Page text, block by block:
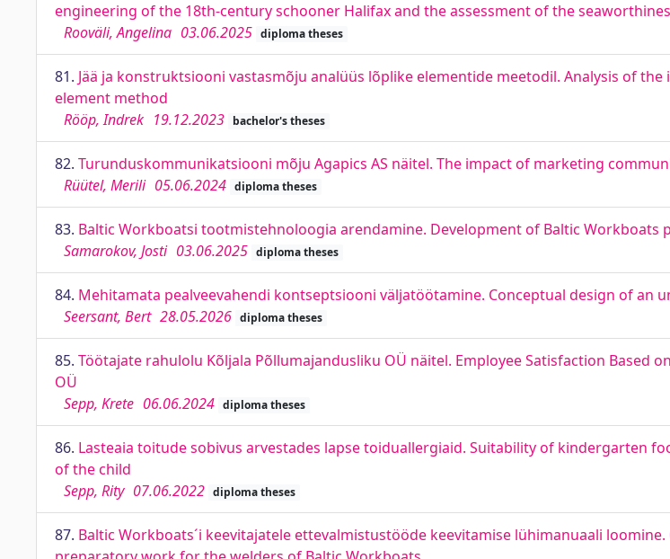
engineering of the 18th-century schooner Halifax and the assessment of the
Rooväli, Angelina 03.06.2025 diploma theses
81. Jää ja konstruktsiooni vastasmõju analüüs lõplike elementide meetodil. Analysis of
element method
Rööp, Indrek 19.12.2023 bachelor's theses
82. Turunduskommunikatsiooni mõju Agapics AS näitel. The impact of marketing
Rüütel, Merili 05.06.2024 diploma theses
83. Baltic Workboatsi tootmistehnoloogia arendamine. Development of Baltic Workboats
Samarokov, Josti 03.06.2025 diploma theses
84. Mehitamata pealveevahendi kontseptsiooni väljatöötamine. Conceptual design of an
Seersant, Bert 28.05.2026 diploma theses
85. Töötajate rahulolu Kõljala Põllumajandusliku OÜ näitel. Employee Satisfaction Based
OÜ
Sepp, Krete 06.06.2024 diploma theses
86. Lasteaia toitude sobivus arvestades lapse toiduallergiaid. Suitability of kindergarten
of the child
Sepp, Rity 07.06.2022 diploma theses
87. Baltic Workboats´i keevitajatele ettevalmistustööde keevitamise lühimanuaali